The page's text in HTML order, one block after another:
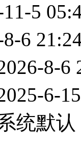
5
6
8-6
6-
统默认